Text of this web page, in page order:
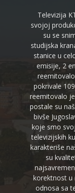
Televizija
svojoj
su se
studijska
stanice u
emisije, 2
pokrivale
reemitovalo
postale su
bivše
koje smo
televizijskih
karakteriše
su
korektnost u
odnosa sa